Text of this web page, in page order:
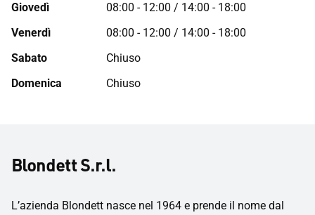
Giovedì
08:00 - 12:00 / 14:00 - 18:00
Venerdì
08:00 - 12:00 / 14:00 - 18:00
Sabato
Chiuso
Domenica
Chiuso
Blondett S.r.l.
L’azienda Blondett nasce nel 1964 e prende il nome dal